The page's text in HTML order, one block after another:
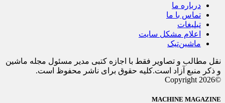
درباره ما
تماس با ما
تبلیغات
اعلام مشکل سایت
ماشین‌تیک
نقل مطالب و تصاویر فقط با اجازه کتبی مدیر مسئول مجله ماشین
و ذکر منبع آزاد است.کلیه حقوق برای ناشر محفوظ است.
©Copyright 2026
MACHINE MAGAZINE